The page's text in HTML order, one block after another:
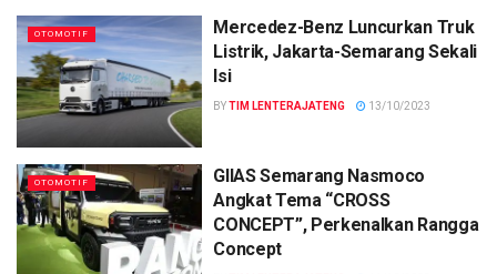
OTOMOTIF
Mercedez-Benz Luncurkan Truk
Listrik, Jakarta-Semarang Sekali
Isi
BYTIM LENTERAJATENG 13/10/2023
OTOMOTIF
GIIAS Semarang Nasmoco
Angkat Tema “CROSS
CONCEPT”, Perkenalkan Rangga
Concept